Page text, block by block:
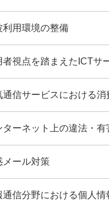
利用環境の整備
者視点を踏まえたICTサ
通信サービスにおける
ターネット上の違法・
メール対策
通信分野における個人